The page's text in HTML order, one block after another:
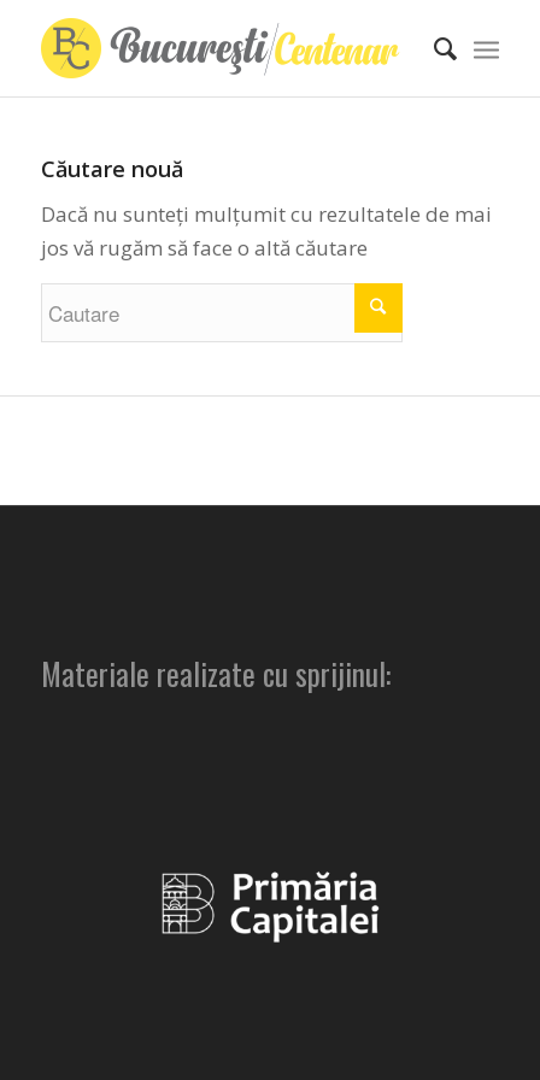
Căutare nouă
Dacă nu sunteți mulțumit cu rezultatele de mai
jos vă rugăm să face o altă căutare
Materiale realizate cu sprijinul: